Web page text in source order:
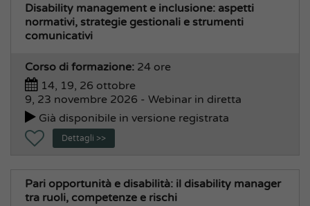
Disability management e inclusione: aspetti
normativi, strategie gestionali e strumenti
comunicativi
Corso di formazione: 24 ore
14, 19, 26 ottobre
9, 23 novembre 2026 - Webinar in diretta
Già disponibile in versione registrata
Dettagli >>
Pari opportunità e disabilità: il disability manager
tra ruoli, competenze e rischi